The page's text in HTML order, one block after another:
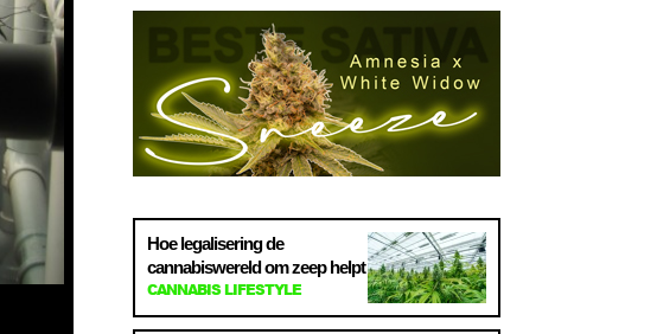
Hoe legalisering de
cannabiswereld om zeep helpt
CANNABIS LIFESTYLE